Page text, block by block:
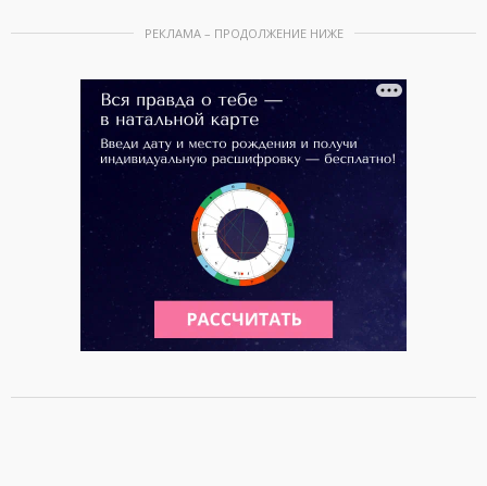
РЕКЛАМА – ПРОДОЛЖЕНИЕ НИЖЕ